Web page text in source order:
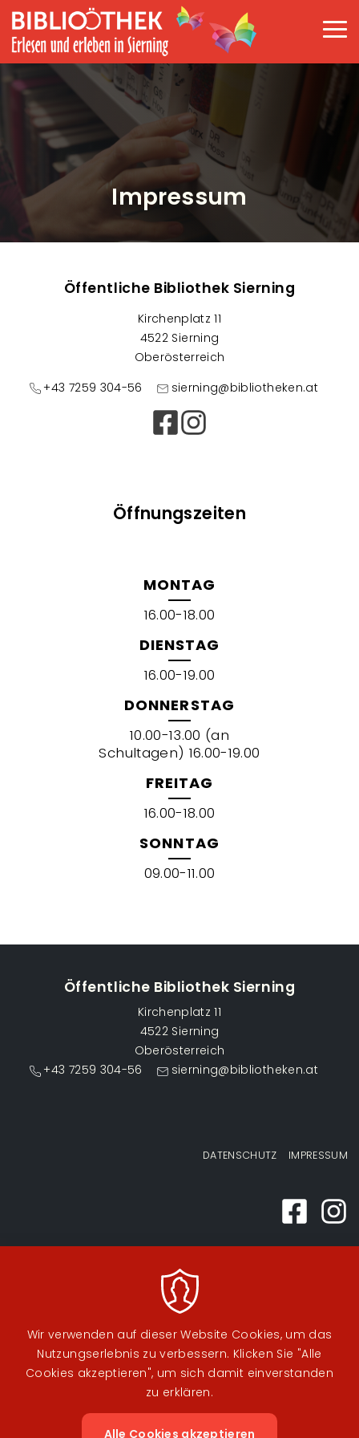
Direkt zum Inhalt
Impressum
Öffentliche Bibliothek Sierning
Kirchenplatz 11
4522 Sierning
Oberösterreich
+43 7259 304-56
sierning@bibliotheken.at
Öffnungszeiten
MONTAG
16.00-18.00
DIENSTAG
16.00-19.00
DONNERSTAG
10.00-13.00 (an
Schultagen) 16.00-19.00
FREITAG
16.00-18.00
SONNTAG
09.00-11.00
Öffentliche Bibliothek Sierning
Kirchenplatz 11
4522 Sierning
Oberösterreich
+43 7259 304-56
sierning@bibliotheken.at
DATENSCHUTZ IMPRESSUM
Wir verwenden auf dieser Website Cookies, um das
Nutzungserlebnis zu verbessern. Klicken Sie "Alle
Cookies akzeptieren", um sich damit einverstanden
zu erklären.
Alle Cookies akzeptieren